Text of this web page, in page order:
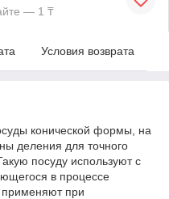
— 1 ₸
Условия возврата
конической формы, на
деления для точного
посуду используют с
в процессе
применяют при